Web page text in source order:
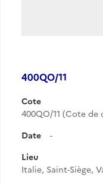
400QO/11
Cote
400QO/11 (Cote de
Date
-
Lieu
Italie, Saint-Siège,